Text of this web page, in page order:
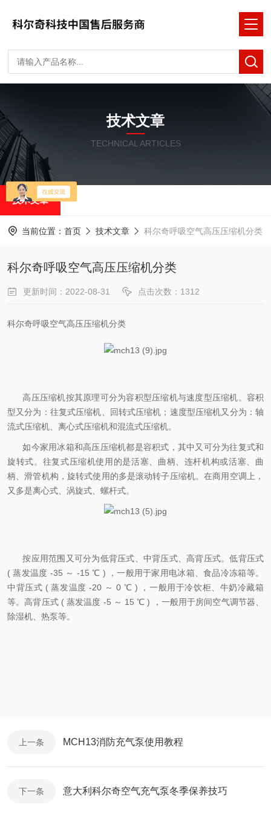
技术文章
TECHNICAL ARTICLES
技术文章
当前位置： 首页 技术文章 科尔奇呼吸空气高压压缩机分类
科尔奇呼吸空气高压压缩机分类
更新时间：2022-08-31 点击次数：1312
科尔奇呼吸空气高压压缩机分类
高压压缩机按其原理可分为容积型压缩机与速度型压缩机。容积
型又分为：往复式压缩机、回转式压缩机；速度型压缩机又分为：轴
流式压缩机、离心式压缩机和混流式压缩机。
如今家用冰箱和高压压缩机都是容积式，其中又可分为往复式和
旋转式。往复式压缩机使用的是活塞、曲柄、连杆机构或活塞、曲
柄、滑管机构，旋转式使用的多是滚动转子压缩机。在商用空调上，
又多是离心式、涡旋式、螺杆式。
按应用范围又可分为低背压式、中背压式、高背压式。低背压式
( 蒸发温度 -35 ～ -15 ℃ ) ，一般用于家用电冰箱、食品冷冻箱等。
中背压式 ( 蒸发温度 -20 ～ 0 ℃ ) ，一般用于冷饮柜、牛奶冷藏箱
等。高背压式 ( 蒸发温度 -5 ～ 15 ℃ ) ，一般用于房间空气调节器、
除湿机、热泵等。
上一条 MCH13消防充气泵使用教程
下一条 意大利科尔奇空气充气泵冬季保养技巧